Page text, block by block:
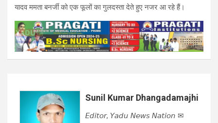
यादव ममता बनर्जी को एक फूलों का गुलदस्‍ता देते हुए नजर आ रहे हैं।
Sunil Kumar Dhangadamajhi
𝘌𝘥𝘪𝘵𝘰𝘳, 𝘠𝘢𝘥𝘶 𝘕𝘦𝘸𝘴 𝘕𝘢𝘵𝘪𝘰𝘯 ✉